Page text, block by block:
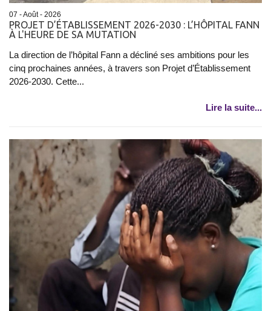
07 - Août - 2026
PROJET D’ÉTABLISSEMENT 2026-2030 : L’HÔPITAL FANN
À L'HEURE DE SA MUTATION
La direction de l’hôpital Fann a décliné ses ambitions pour les
cinq prochaines années, à travers son Projet d’Établissement
2026-2030. Cette...
Lire la suite...